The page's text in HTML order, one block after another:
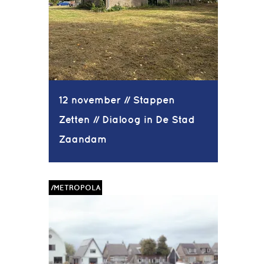
12 november // Stappen
Zetten // Dialoog in De Stad
Zaandam
/METROPOLA